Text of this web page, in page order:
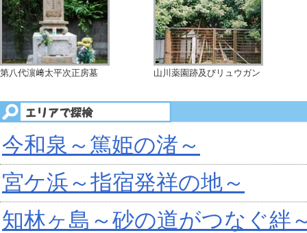
第八代濵﨑太平次正房墓 山川薬園跡及びリュウガン
今和泉～篤姫の渚～
宮ケ浜～指宿発祥の地～
知林ヶ島～砂の道がつなぐ絆